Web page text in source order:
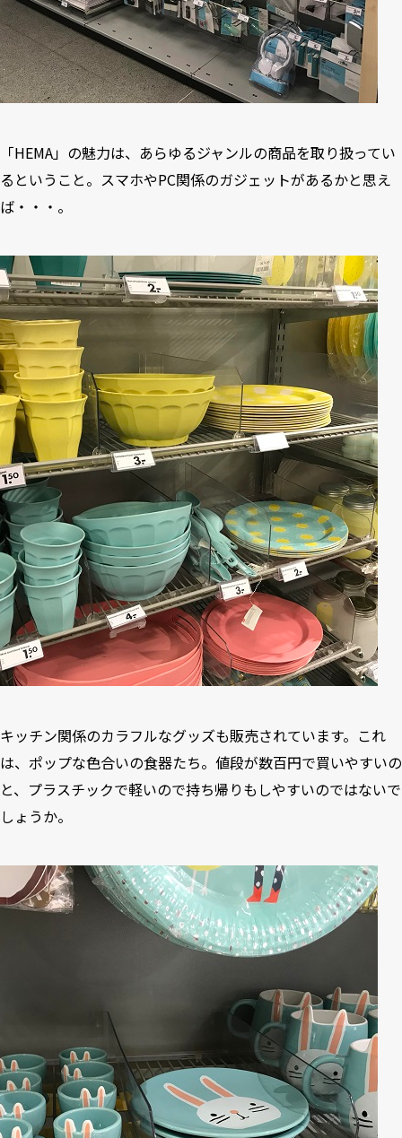
「HEMA」の魅力は、あらゆるジャンルの商品を取り扱ってい
るということ。スマホやPC関係のガジェットがあるかと思え
ば・・・。
キッチン関係のカラフルなグッズも販売されています。これ
は、ポップな色合いの食器たち。値段が数百円で買いやすいの
と、プラスチックで軽いので持ち帰りもしやすいのではないで
しょうか。